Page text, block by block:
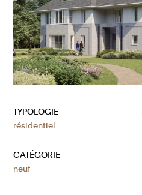
TYPOLOGIE
résidentiel
CATÉGORIE
neuf